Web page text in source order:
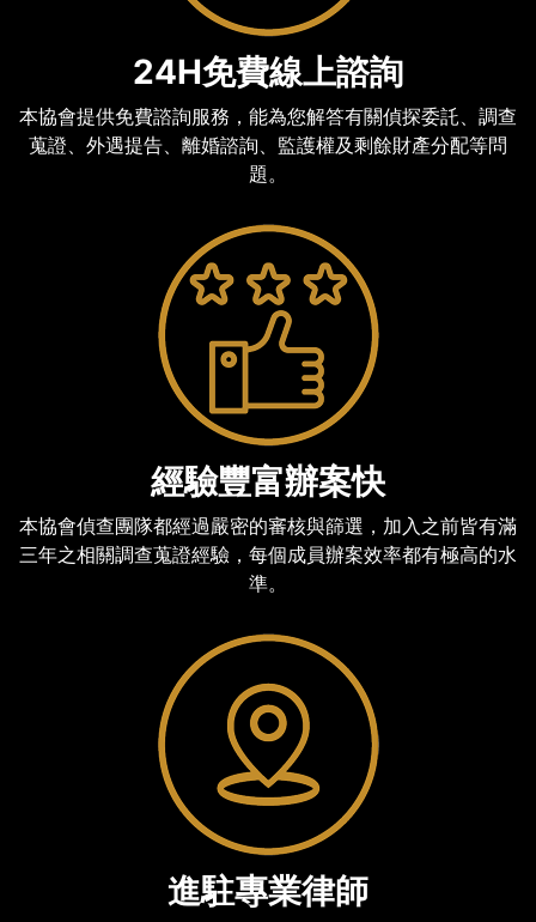
24H免費線上諮詢
本協會提供免費諮詢服務，能為您解答有關偵探委託、調查
蒐證、外遇提告、離婚諮詢、監護權及剩餘財產分配等問
題。
經驗豐富辦案快
本協會偵查團隊都經過嚴密的審核與篩選，加入之前皆有滿
三年之相關調查蒐證經驗，每個成員辦案效率都有極高的水
準。
進駐專業律師